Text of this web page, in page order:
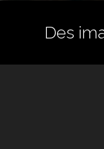
Des